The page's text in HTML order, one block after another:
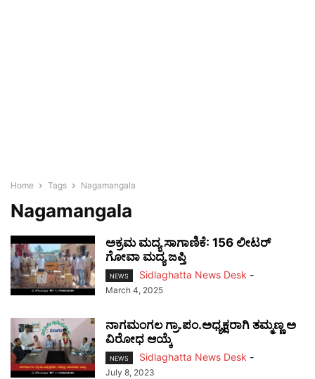
Home Tags Nagamangala
Nagamangala
ಅಕ್ರಮ ಮದ್ಯ ಸಾಗಾಣಿಕೆ: 156 ಲೀಟರ್
ಗೋವಾ ಮದ್ಯ ಜಪ್ತಿ
NEWS Sidlaghatta News Desk -
March 4, 2025
ನಾಗಮಂಗಲ ಗ್ರಾ.ಪಂ.ಅಧ್ಯಕ್ಷರಾಗಿ ತಮ್ಮಣ್ಣ ಅ
ವಿರೋಧ ಆಯ್ಕೆ
NEWS Sidlaghatta News Desk -
July 8, 2023